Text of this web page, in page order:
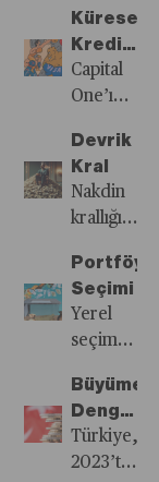
büyük
bir sınav
verecek
ve eğer
üstünlük
sağlarlarsa
Avrupa’da
belki de
birçok
şey
değişecek.
kazanıp
yeniden
neden
oldu.
Rusya
ve Çin,
gönülsüz
birbirine
daha
fazla
ekonomik
düzen
bloklar
arası
ederken,
emtia
piyasaları
zayıf
dikkat
çekiyor.
geçen
İşsizlik
Sigortası
Fonu’ndan
riskini
azaltmaya
yönelik
çalışmalar
ayrılacak
pay
yüzde
50’ye
bono ve
mevduata
yatırım
göre
56,7
milyon
ziyaretçi,
TÜİK
verilerine
göre de
57
turist
Türkiye’yi
ziyaret
etti.
TÜROB’un
otel
doluluk
Küresel
Kredi
Kartı
Savaşı
Saflar
Capital
One’ın
için 35
milyar
dolarlık
teklifi
Visa ve
meydan
okumayı
Devrik
Kral
Nakdin
krallığı
buluyor.
Her ne
kadar
ekonomik
sorunların
nedenleri
arasında
gösterilse
Seçimi
Yerel
seçim
seçim
havasına
büründü.
Yatırımcı
Denge
Arayışı
Türkiye,
2023’te